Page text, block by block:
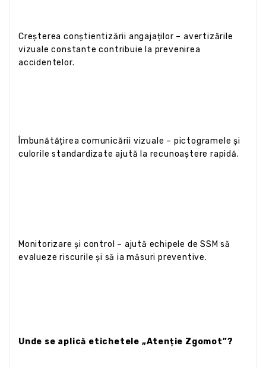
Creșterea conștientizării angajaților – avertizările
vizuale constante contribuie la prevenirea
accidentelor.
Îmbunătățirea comunicării vizuale – pictogramele și
culorile standardizate ajută la recunoaștere rapidă.
Monitorizare și control – ajută echipele de SSM să
evalueze riscurile și să ia măsuri preventive.
Unde se aplică etichetele „Atenție Zgomot”?